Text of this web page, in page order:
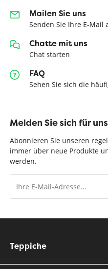
Mailen Sie uns
Senden Sie Ihre E-
Chatte mit uns
Chat starten
FAQ
Sehen Sie sich die
Melden Sie sich für
Abonnieren Sie unseren
immer über neue Produkte
werden.
Teppiche